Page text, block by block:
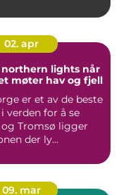
02. apr
lights når
møter hav og fjell
er et av de beste
verden for å se
og Tromsø ligger
der ly...
09. mar